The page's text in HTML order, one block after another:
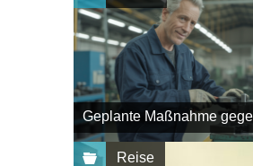
Geplante Maßnahme
Reise